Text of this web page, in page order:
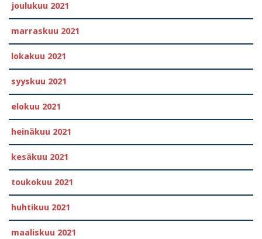
joulukuu 2021
marraskuu 2021
lokakuu 2021
syyskuu 2021
elokuu 2021
heinäkuu 2021
kesäkuu 2021
toukokuu 2021
huhtikuu 2021
maaliskuu 2021